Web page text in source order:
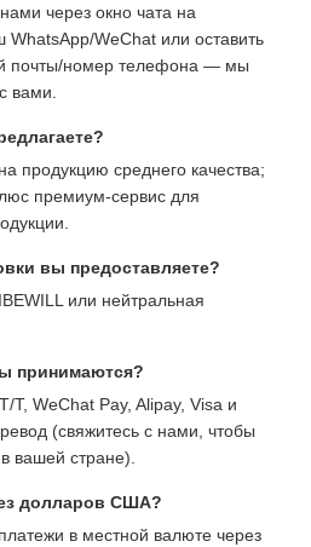
через окно чата на
WhatsApp/WeChat или оставить
почты/номер телефона — мы
вами.
продукцию среднего качества;
премиум-сервис для
вы предоставляете?
или нейтральная
принимаются?
T, WeChat Pay, Alipay, Visa и
(свяжитесь с нами, чтобы
вашей стране).
долларов США?
в местной валюте через